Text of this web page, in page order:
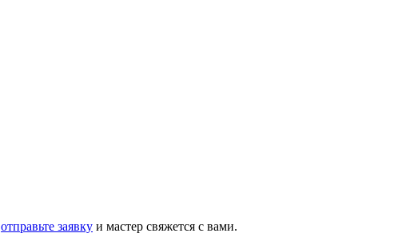
отправьте заявку и мастер свяжется с вами.